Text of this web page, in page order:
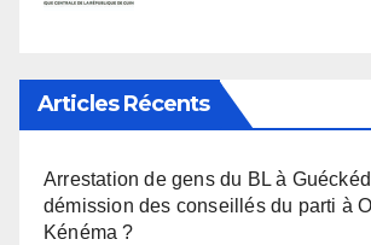
Articles Récents
Arrestation de gens du BL à
démission des conseillés du parti à
Kénéma ?